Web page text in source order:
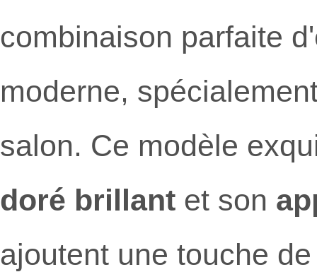
combinaison parfaite
moderne,
salon. Ce modèle
doré brillant et son
ajoutent une touche